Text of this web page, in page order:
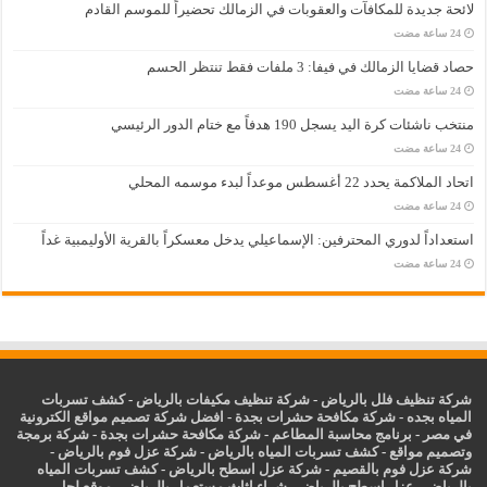
لائحة جديدة للمكافآت والعقوبات في الزمالك تحضيراً للموسم القادم
‏24 ساعة مضت
حصاد قضايا الزمالك في فيفا: 3 ملفات فقط تنتظر الحسم
‏24 ساعة مضت
منتخب ناشئات كرة اليد يسجل 190 هدفاً مع ختام الدور الرئيسي
‏24 ساعة مضت
اتحاد الملاكمة يحدد 22 أغسطس موعداً لبدء موسمه المحلي
‏24 ساعة مضت
استعداداً لدوري المحترفين: الإسماعيلي يدخل معسكراً بالقرية الأوليمبية غداً
‏24 ساعة مضت
شركة تنظيف فلل بالرياض -شركة تنظيف مكيفات بالرياض -كشف تسربات
المياه بجده -شركة مكافحة حشرات بجدة - افضل شركة تصميم مواقع الكترونية
في مصر - برنامج محاسبة المطاعم -شركة مكافحة حشرات بجدة -شركة برمجة
وتصميم مواقع -كشف تسربات المياه بالرياض -شركة عزل فوم بالرياض -
شركة عزل فوم بالقصيم -شركة عزل اسطح بالرياض -كشف تسربات المياه